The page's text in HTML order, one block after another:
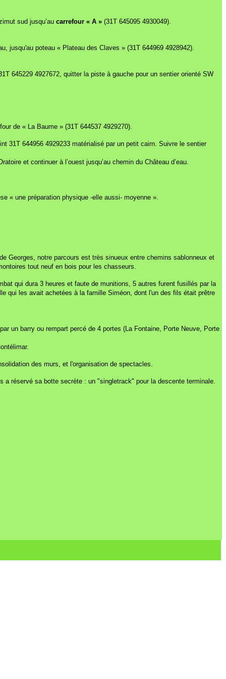
sud jusqu’au carrefour « A » (31T 645095 4930049).
jusqu'au poteau « Plateau des Claves » (31T 644969 4928942).
645229 4927672, quitter la piste à gauche pour un sentier orienté SW
de « La Baume » (31T 644537 4929270).
31T 644956 4929233 matérialisé par un petit cairn. Suivre le sentier
et continuer à l’ouest jusqu’au chemin du Château d’eau.
« une préparation physique -elle aussi- moyenne ».
Georges, notre parcours est très sinueux entre chemins sablonneux et
tout neuf en bois pour les chasseurs.
qui dura 3 heures et faute de munitions, 5 autres furent fusillés par la
qui les avait achetées à la famille Siméon, dont l'un des fils était prêtre
un barry ou rempart percé de 4 portes (La Fontaine, Porte Neuve, Porte
des murs, et l'organisation de spectacles.
a réservé sa botte secrète : un "singletrack" pour la descente terminale.